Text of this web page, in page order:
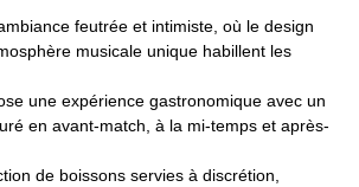
feutrée et intimiste, où le design
musicale unique habillent les
une expérience gastronomique avec un
en avant-match, à la mi-temps et après-
de boissons servies à discrétion,